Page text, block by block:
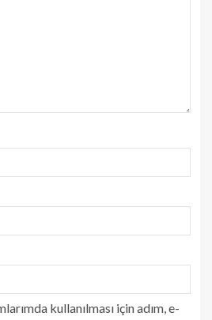
kullanılması için adım, e-